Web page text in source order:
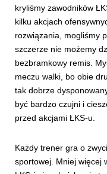
kryliśmy zawodników
kilku akcjach
rozwiązania, mogliśmy
szczerze nie możemy
bezbramkowy remis.
meczu walki, bo obie
tak dobrze
być bardzo czujni i
przed akcjami ŁKS-u.
Każdy trener gra o
sportowej. Mniej więcej